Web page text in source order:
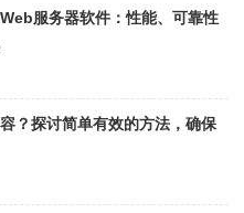
服务器软件：性能、可靠性
？探讨简单有效的方法，确保